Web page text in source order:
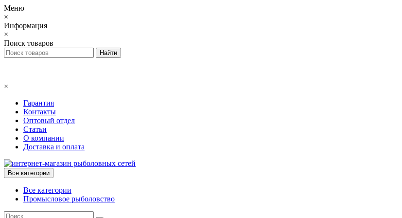
Меню
×
Информация
×
Поиск товаров
×
Гарантия
Контакты
Оптовый отдел
Статьи
О компании
Доставка и оплата
Все категории
Все категории
Промысловое рыболовство